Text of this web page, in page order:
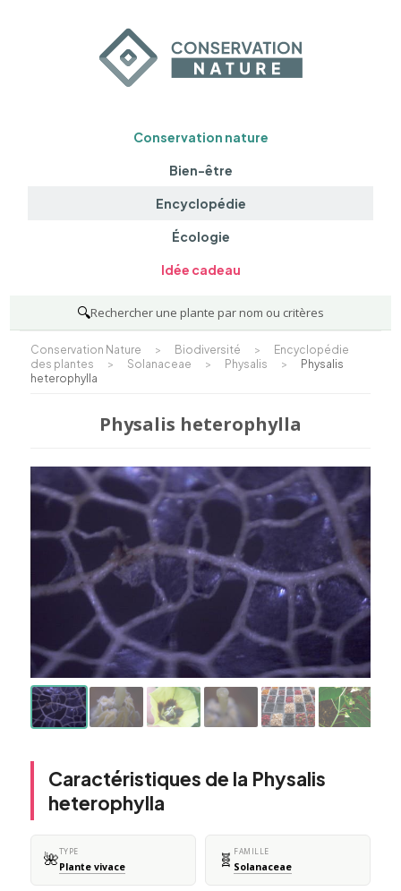
Conservation nature
Bien-être
Encyclopédie
Écologie
Idée cadeau
🔍Rechercher une plante par nom ou critères
Conservation Nature > Biodiversité >
Encyclopédie
des plantes
> Solanaceae > Physalis >
Physalis
heterophylla
Physalis heterophylla
Caractéristiques de la Physalis
heterophylla
🌺TYPE
Plante vivace 🧬 FAMILLE
Solanaceae